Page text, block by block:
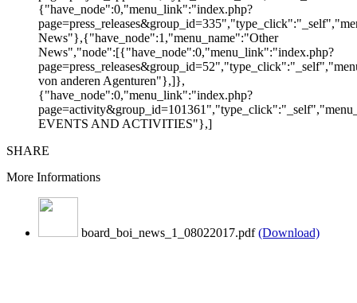
{"have_node":0,"menu_link":"index.php?
News"},{"have_node":1,"menu_name":"Other
News","node":[{"have_node":0,"menu_link":"index.php?
von anderen Agenturen"},]},
{"have_node":0,"menu_link":"index.php?
EVENTS AND ACTIVITIES"},]
SHARE
More Informations
board_boi_news_1_08022017.pdf (Download)